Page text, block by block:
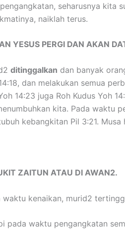
seharusnya kita
naiklah terus.
YESUS PERGI DAN AKAN
ditinggalkan dan banyak
dan melakukan semua
14:23 juga Roh Kudus Yoh
kita. Pada waktu
kebangkitan Pil 3:21.
ZAITUN ATAU DI AWAN2.
waktu kenaikan, murid2
pada waktu pengangkatan